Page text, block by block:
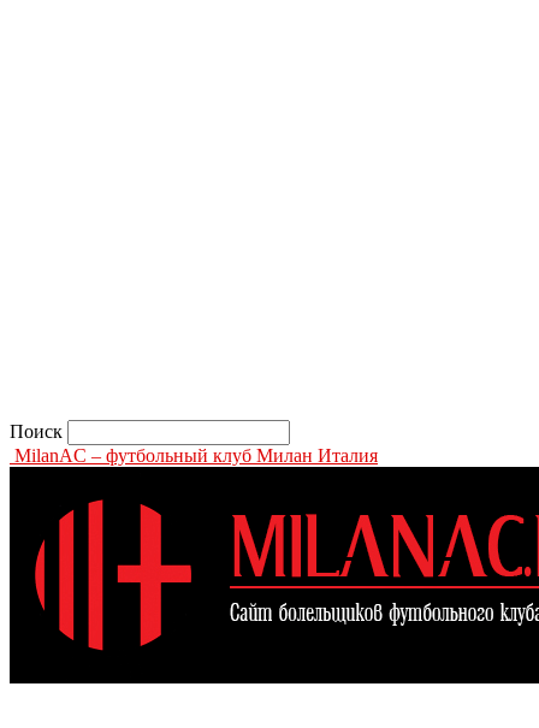
Поиск
MilanAC – футбольный клуб Милан Италия